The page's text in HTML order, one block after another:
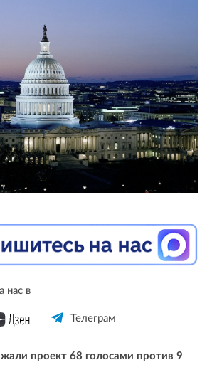
нас в
Телеграм
проект 68 голосами против 9